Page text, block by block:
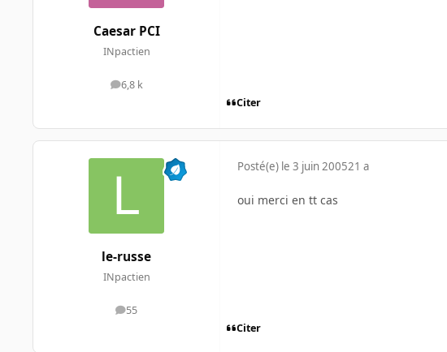
Caesar PCI
INpactien
6,8 k
messages
Citer
le-russe
INpactien
55
messages
Posté(e) le 3 juin 200521 a
oui merci en tt cas
Citer